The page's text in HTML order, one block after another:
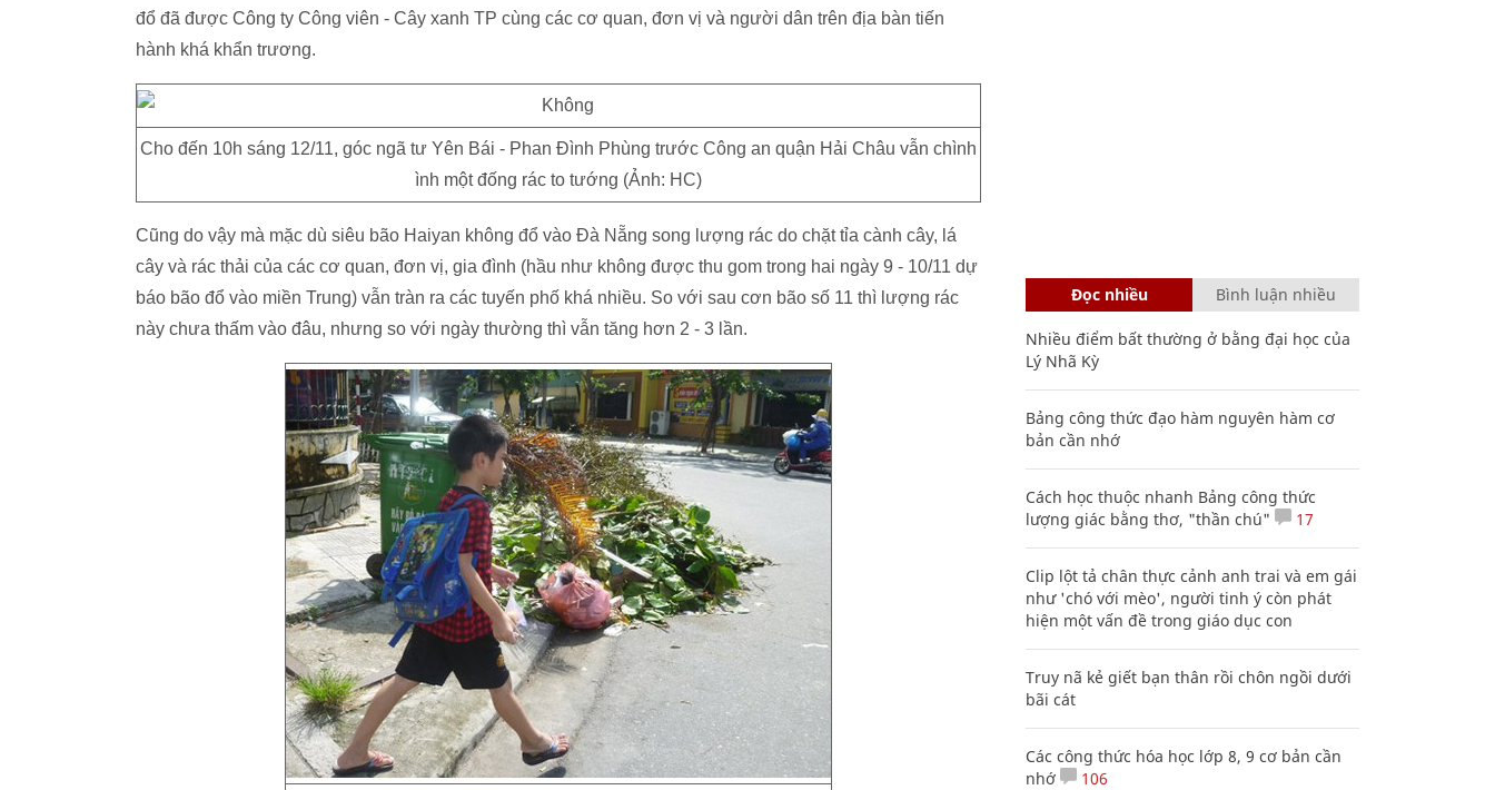
đổ đã được Công ty Công viên - Cây xanh TP cùng các cơ quan, đơn vị và người dân trên địa bàn tiến
hành khá khẩn trương.
Cho đến 10h sáng 12/11, góc ngã tư Yên Bái - Phan Đình Phùng trước Công an quận Hải Châu vẫn chình
ình một đống rác to tướng (Ảnh: HC)
Cũng do vậy mà mặc dù siêu bão Haiyan không đổ vào Đà Nẵng song lượng rác do chặt tỉa cành cây, lá
cây và rác thải của các cơ quan, đơn vị, gia đình (hầu như không được thu gom trong hai ngày 9 - 10/11 dự
báo bão đổ vào miền Trung) vẫn tràn ra các tuyến phố khá nhiều. So với sau cơn bão số 11 thì lượng rác
này chưa thấm vào đâu, nhưng so với ngày thường thì vẫn tăng hơn 2 - 3 lần.
Đọc nhiều Bình luận nhiều
Nhiều điểm bất thường ở bằng đại học của
Lý Nhã Kỳ
Bảng công thức đạo hàm nguyên hàm cơ
bản cần nhớ
Cách học thuộc nhanh Bảng công thức
lượng giác bằng thơ, "thần chú"
17
Clip lột tả chân thực cảnh anh trai và em gái
như 'chó với mèo', người tinh ý còn phát
hiện một vấn đề trong giáo dục con
Truy nã kẻ giết bạn thân rồi chôn ngồi dưới
bãi cát
Các công thức hóa học lớp 8, 9 cơ bản cần
nhớ
106